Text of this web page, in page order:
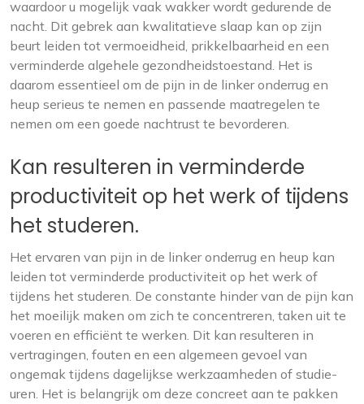
waardoor u mogelijk vaak wakker wordt gedurende de
nacht. Dit gebrek aan kwalitatieve slaap kan op zijn
beurt leiden tot vermoeidheid, prikkelbaarheid en een
verminderde algehele gezondheidstoestand. Het is
daarom essentieel om de pijn in de linker onderrug en
heup serieus te nemen en passende maatregelen te
nemen om een goede nachtrust te bevorderen.
Kan resulteren in verminderde
productiviteit op het werk of tijdens
het studeren.
Het ervaren van pijn in de linker onderrug en heup kan
leiden tot verminderde productiviteit op het werk of
tijdens het studeren. De constante hinder van de pijn kan
het moeilijk maken om zich te concentreren, taken uit te
voeren en efficiënt te werken. Dit kan resulteren in
vertragingen, fouten en een algemeen gevoel van
ongemak tijdens dagelijkse werkzaamheden of studie-
uren. Het is belangrijk om deze concreet aan te pakken